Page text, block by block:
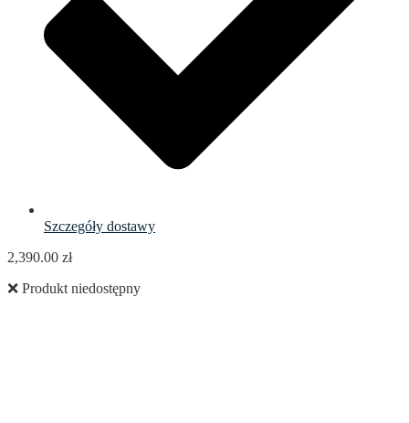
Szczegóły dostawy
2,390.00 zł
❌ Produkt niedostępny